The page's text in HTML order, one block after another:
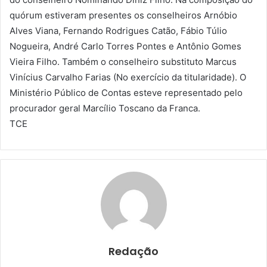
quórum estiveram presentes os conselheiros Arnóbio
Alves Viana, Fernando Rodrigues Catão, Fábio Túlio
Nogueira, André Carlo Torres Pontes e Antônio Gomes
Vieira Filho. Também o conselheiro substituto Marcus
Vinícius Carvalho Farias (No exercício da titularidade). O
Ministério Público de Contas esteve representado pelo
procurador geral Marcílio Toscano da Franca.
TCE
Redação